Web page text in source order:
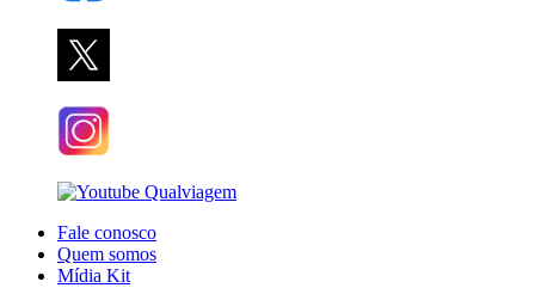
Fale conosco
Quem somos
Mídia Kit